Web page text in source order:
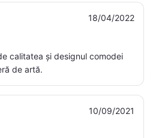
18/04/2022
calitatea și designul comodei
de artă.
10/09/2021